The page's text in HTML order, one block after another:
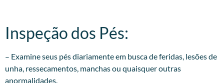
Inspeção dos Pés:​
– Examine seus pés diariamente em busca de feridas, lesões de
unha, ressecamentos, manchas ou quaisquer outras
anormalidades.